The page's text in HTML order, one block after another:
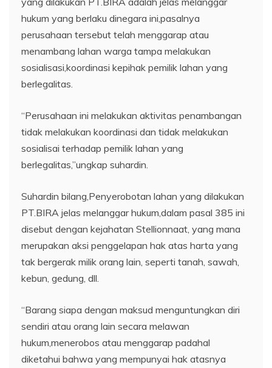
hukum yang berlaku dinegara ini,pasalnya
perusahaan tersebut telah menggarap atau
menambang lahan warga tampa melakukan
sosialisasi,koordinasi kepihak pemilik lahan yang
berlegalitas.
“Perusahaan ini melakukan aktivitas penambangan
tidak melakukan koordinasi dan tidak melakukan
sosialisai terhadap pemilik lahan yang
berlegalitas,”ungkap suhardin.
Suhardin bilang,Penyerobotan lahan yang dilakukan
PT.BIRA jelas melanggar hukum,dalam pasal 385 ini
disebut dengan kejahatan Stellionnaat, yang mana
merupakan aksi penggelapan hak atas harta yang
tak bergerak milik orang lain, seperti tanah, sawah,
kebun, gedung, dll.
“Barang siapa dengan maksud menguntungkan diri
sendiri atau orang lain secara melawan
hukum,menerobos atau menggarap padahal
diketahui bahwa yang mempunyai hak atasnya